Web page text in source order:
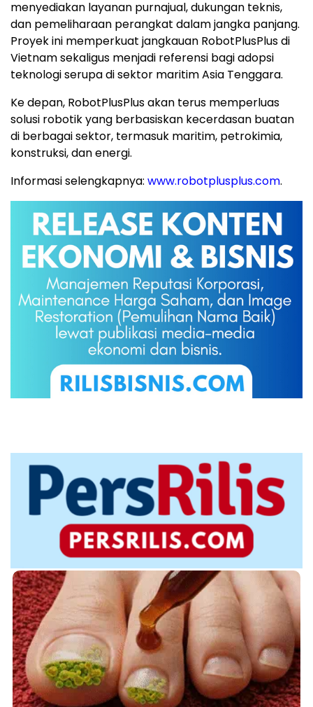
menyediakan layanan purnajual, dukungan teknis,
dan pemeliharaan perangkat dalam jangka panjang.
Proyek ini memperkuat jangkauan RobotPlusPlus di
Vietnam sekaligus menjadi referensi bagi adopsi
teknologi serupa di sektor maritim Asia Tenggara.
Ke depan, RobotPlusPlus akan terus memperluas
solusi robotik yang berbasiskan kecerdasan buatan
di berbagai sektor, termasuk maritim, petrokimia,
konstruksi, dan energi.
Informasi selengkapnya: www.robotplusplus.com.